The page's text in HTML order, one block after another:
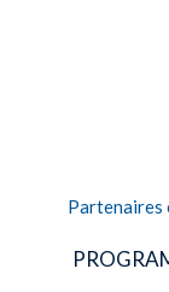
Partenaires